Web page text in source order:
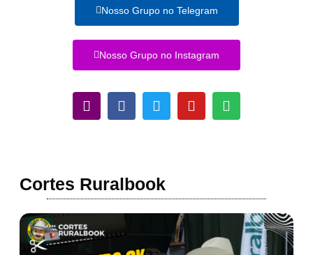
Nosso Grupo no Telegram
Nosso Grupo no Instagram
Cortes Ruralbook